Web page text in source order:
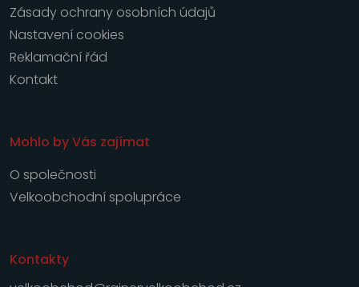
Zásady ochrany osobních údajů
Nastavení cookies
Reklamační řád
Kontakt
Mohlo by Vás zajímat
O společnosti
Velkoobchodní spolupráce
Kontakty